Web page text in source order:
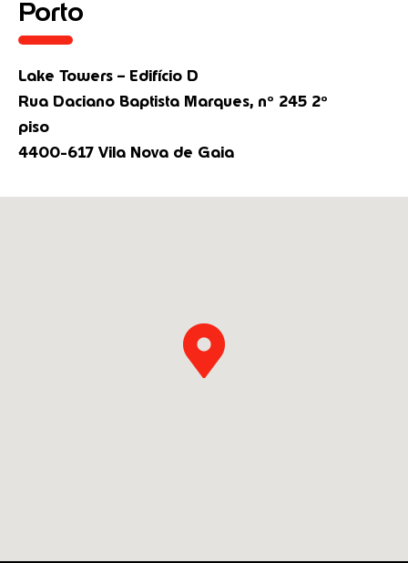
Porto
Lake Towers – Edifício D
Rua Daciano Baptista Marques, nº 245 2º
piso
4400-617 Vila Nova de Gaia